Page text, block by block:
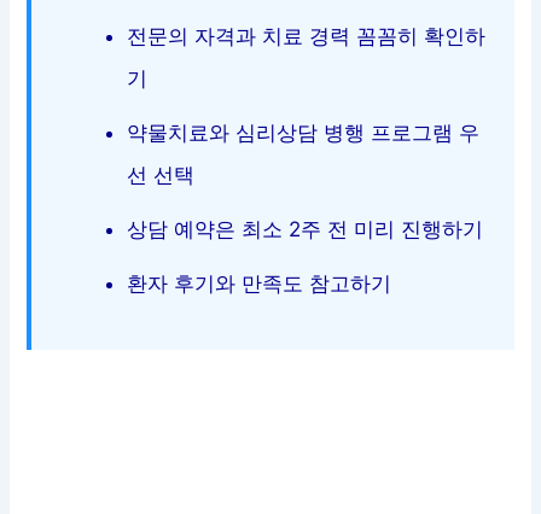
전문의 자격과 치료 경력 꼼꼼히 확인하
기
약물치료와 심리상담 병행 프로그램 우
선 선택
상담 예약은 최소 2주 전 미리 진행하기
환자 후기와 만족도 참고하기